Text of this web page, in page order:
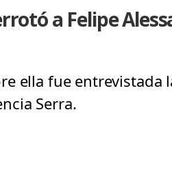
a Felipe
ella fue entrevistada
Serra.